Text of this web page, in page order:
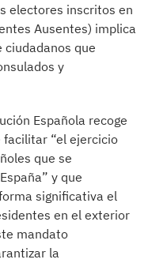
electores inscritos en
Ausentes) implica
ciudadanos que
y
Española recoge
facilitar “el ejercicio
que se
y que
significativa el
en el exterior
mandato
la